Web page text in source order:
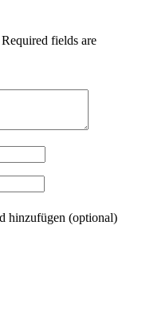
Required fields are
hinzufügen (optional)